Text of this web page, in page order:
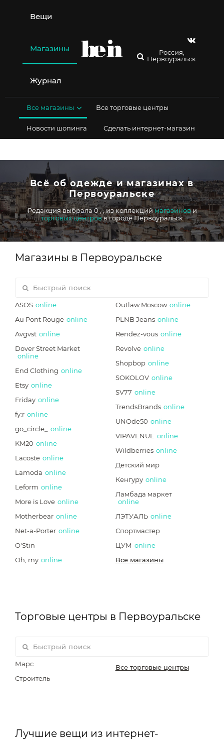
содержимому
Вещи
Магазины
Журнал
Россия,
Первоуральск
Все магазины Все торговые центры
Новости шопинга Сделать интернет-магазин
Всё об одежде и магазинах в
Первоуральске
Редакция выбрала 0,,из коллекциймагазинови
торговых центровв городе Первоуральск
Магазины в Первоуральске
ASOS online
Au Pont Rouge online
Avgvst online
Dover Street Market
online
End Clothing online
Etsy online
Friday online
fy:r online
go_circle_
online
KM20 online
Lacoste online
Lamoda online
Leform online
More is Love online
Motherbear online
Net-a-Porter online
O'Stin
Oh, my online
Outlaw Moscow online
PLNB Jeans online
Rendez-vous online
Revolve online
Shopbop online
SOKOLOV online
SV77 online
TrendsBrands online
UNOde50 online
VIPAVENUE online
Wildberries online
Детский мир
Кенгуру online
Ламбада маркет
online
ЛЭТУАЛЬ online
Спортмастер
ЦУМ online
Все магазины
Торговые центры в Первоуральске
Марс
Строитель
Все торговые центры
Лучшие вещи из интернет-